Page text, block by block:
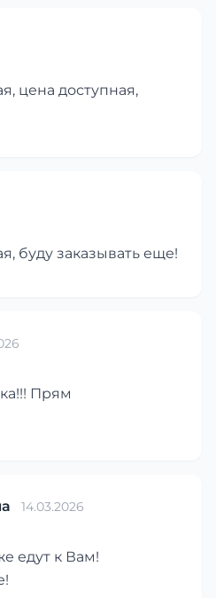
цена доступная,
буду заказывать еще!
Прям
14.03.2026
едут к Вам!